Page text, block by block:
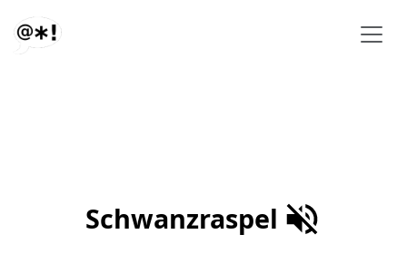
Schwanzraspel